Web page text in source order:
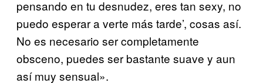
pensando en tu desnudez, eres tan sexy, no
puedo esperar a verte más tarde’, cosas así.
No es necesario ser completamente
obsceno, puedes ser bastante suave y aun
así muy sensual».